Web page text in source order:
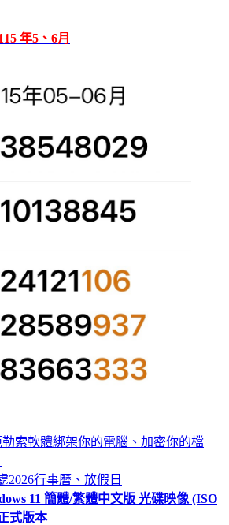
年5、6月
索軟體綁架你的電腦、加密你的檔
2026行事曆、放假日
11 簡體/繁體中文版 光碟映像 (ISO
式版本